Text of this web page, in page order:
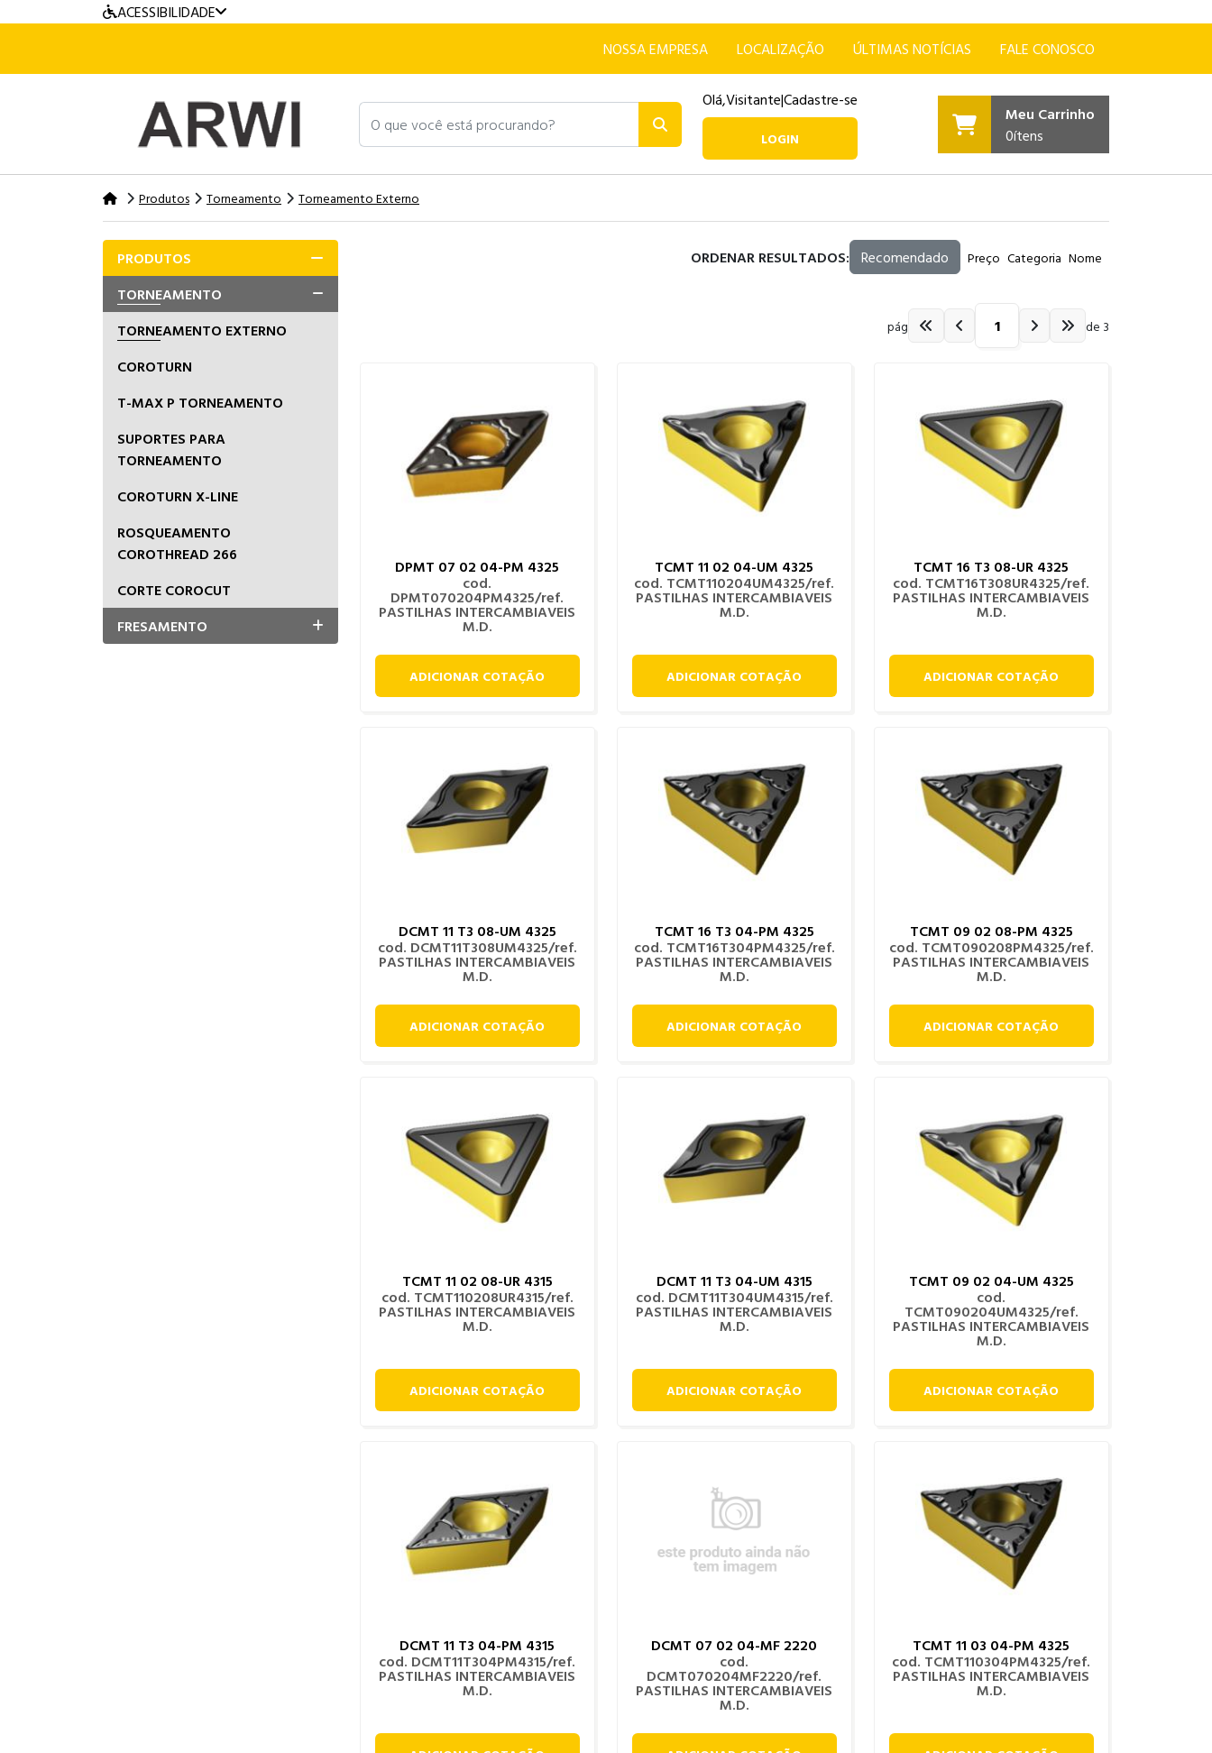
ACESSIBILIDADE
NOSSA EMPRESA
LOCALIZAÇÃO ÚLTIMAS NOTÍCIAS FALE CONOSCO
O que você está procurando? Olá,Visitante|Cadastre-se
LOGIN
Meu Carrinho
0ítens
Produtos Torneamento Torneamento Externo
PRODUTOS
TORNEAMENTO
TORNEAMENTO EXTERNO
COROTURN
T-MAX P TORNEAMENTO
SUPORTES PARA
TORNEAMENTO
COROTURN X-LINE
ROSQUEAMENTO
COROTHREAD 266
CORTE COROCUT
FRESAMENTO
ORDENAR RESULTADOS: Recomendado Preço Categoria Nome
pág de 3
DPMT 07 02 04-PM 4325
cod.
DPMT070204PM4325/ref.
PASTILHAS INTERCAMBIAVEIS
M.D.
ADICIONAR COTAÇÃO
TCMT 11 02 04-UM 4325
cod. TCMT110204UM4325/ref.
PASTILHAS INTERCAMBIAVEIS
M.D.
ADICIONAR COTAÇÃO
TCMT 16 T3 08-UR 4325
cod. TCMT16T308UR4325/ref.
PASTILHAS INTERCAMBIAVEIS
M.D.
ADICIONAR COTAÇÃO
DCMT 11 T3 08-UM 4325
cod. DCMT11T308UM4325/ref.
PASTILHAS INTERCAMBIAVEIS
M.D.
ADICIONAR COTAÇÃO
TCMT 16 T3 04-PM 4325
cod. TCMT16T304PM4325/ref.
PASTILHAS INTERCAMBIAVEIS
M.D.
ADICIONAR COTAÇÃO
TCMT 09 02 08-PM 4325
cod. TCMT090208PM4325/ref.
PASTILHAS INTERCAMBIAVEIS
M.D.
ADICIONAR COTAÇÃO
TCMT 11 02 08-UR 4315
cod. TCMT110208UR4315/ref.
PASTILHAS INTERCAMBIAVEIS
M.D.
ADICIONAR COTAÇÃO
DCMT 11 T3 04-UM 4315
cod. DCMT11T304UM4315/ref.
PASTILHAS INTERCAMBIAVEIS
M.D.
ADICIONAR COTAÇÃO
TCMT 09 02 04-UM 4325
cod.
TCMT090204UM4325/ref.
PASTILHAS INTERCAMBIAVEIS
M.D.
ADICIONAR COTAÇÃO
DCMT 11 T3 04-PM 4315
cod. DCMT11T304PM4315/ref.
PASTILHAS INTERCAMBIAVEIS
M.D.
DCMT 07 02 04-MF 2220
cod.
DCMT070204MF2220/ref.
PASTILHAS INTERCAMBIAVEIS
M.D.
TCMT 11 03 04-PM 4325
cod. TCMT110304PM4325/ref.
PASTILHAS INTERCAMBIAVEIS
M.D.